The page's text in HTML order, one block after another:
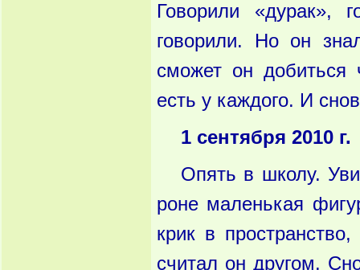
Говорили «дурак»,
говорили. Но он
сможет он добиться
есть у каждого. И
1 сентября 2010 г.
Опять в школу.
роне маленькая
крик в
считал он другом.